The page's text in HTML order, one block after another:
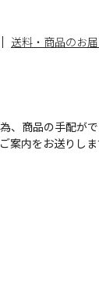
送料・商品のお
、商品の手配が
案内をお送りし